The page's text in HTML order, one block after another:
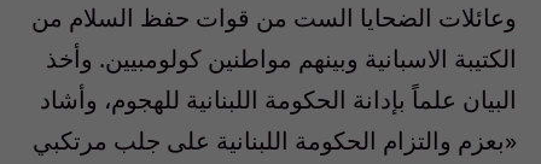
وعائلات الضحايا الست من قوات حفظ السلام من
الكتيبة الاسبانية وبينهم مواطنين كولومبيين. وأخذ
البيان علماً بإدانة الحكومة اللبنانية للهجوم، وأشاد
«بعزم والتزام الحكومة اللبنانية على جلب مرتكبي